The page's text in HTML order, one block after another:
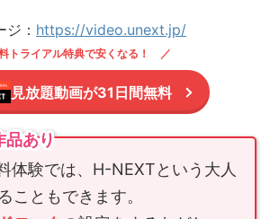
： https://video.unext.jp/
トライアル特典で安くなる！
見放題動画が31日間無料
品あり
体験では、H-NEXTという大人
こともできます。